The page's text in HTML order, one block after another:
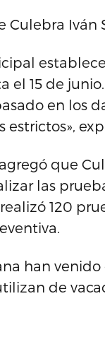
Culebra Iván
el 15 de
en los
que
las
120
han
de